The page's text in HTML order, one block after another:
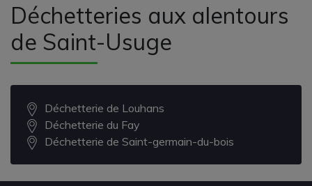
Déchetteries aux alentours
de Saint-Usuge
Déchetterie de Louhans
Déchetterie du Fay
Déchetterie de Saint-germain-du-bois